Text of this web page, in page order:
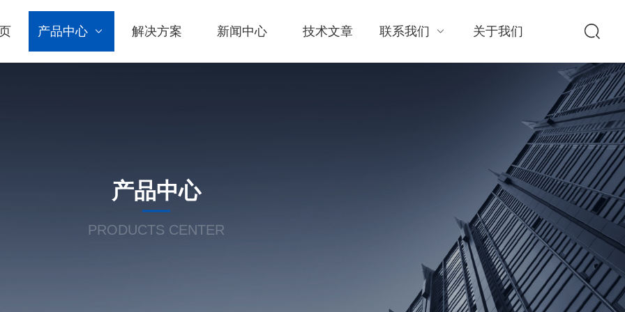
产品中心 解决方案 新闻中心 技术文章 联系我们 关于我们
产品中心
PRODUCTS CENTER